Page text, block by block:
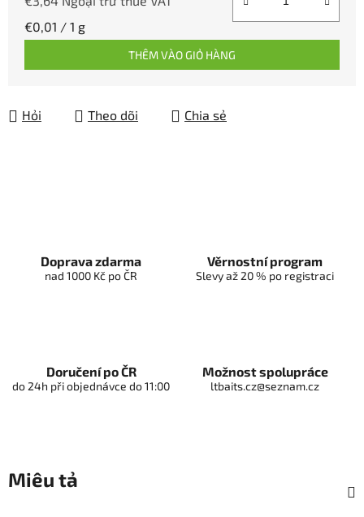
Giá đo lường:
€0,01 / 1 g
THÊM VÀO GIỎ HÀNG
Hỏi Theo dõi Chia sẻ
Doprava zdarma
nad 1000 Kč po ČR
Věrnostní program
Slevy až 20 % po registraci
Doručení po ČR
do 24h při objednávce do 11:00
Možnost spolupráce
ltbaits.cz@seznam.cz
Miêu tả